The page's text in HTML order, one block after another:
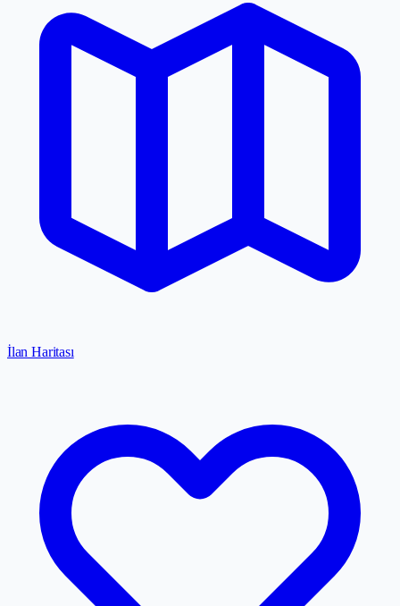
İlan Haritası